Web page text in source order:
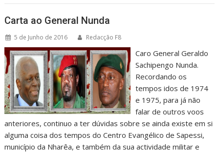
Carta ao General Nunda
5 de Junho de 2016 Redacção F8
Caro General Geraldo
Sachipengo Nunda.
Recordando os
tempos idos de 1974
e 1975, para já não
falar de outros voos
anteriores, continuo a ter dúvidas sobre se ainda existe em si
alguma coisa dos tempos do Centro Evangélico de Sapessi,
município da Nharêa, e também da sua actividade militar e